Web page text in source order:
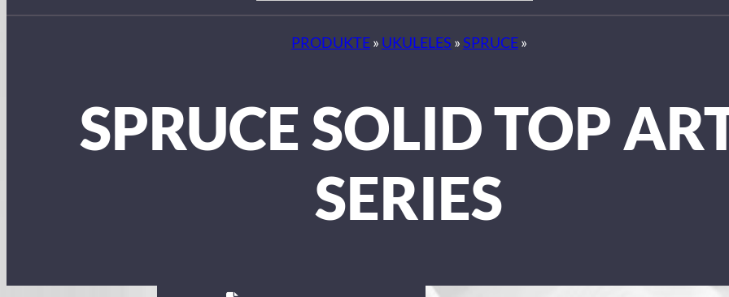
PRODUKTE» UKULELES »SPRUCE»
SPRUCE SOLID TOP
SERIES